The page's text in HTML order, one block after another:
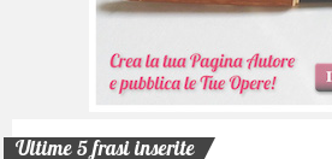
Ultime 5 frasi inserite